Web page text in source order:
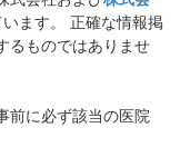
ます。 正確な情報掲
るものではありませ
前に必ず該当の医院